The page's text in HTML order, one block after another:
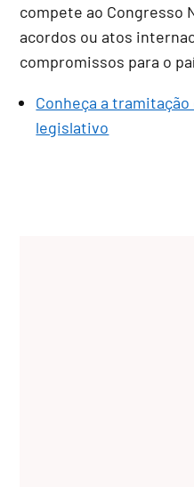
compete ao Congresso
acordos ou atos
compromissos para o
Conheça a
legislativo